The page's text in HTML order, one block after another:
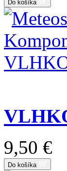
Do košíka
9,50 €
Do košíka